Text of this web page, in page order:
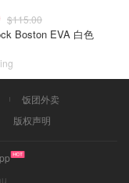
$115.00
Boston EVA 白色
饭团外卖
版权声明